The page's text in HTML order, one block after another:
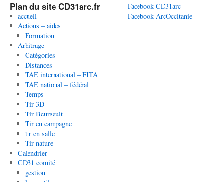
Plan du site CD31arc.fr
accueil
Actions – aides
Formation
Arbitrage
Catégories
Distances
TAE international – FITA
TAE national – fédéral
Temps
Tir 3D
Tir Beursault
Tir en campagne
tir en salle
Tir nature
Calendrier
CD31 comité
gestion
Facebook CD31arc
Facebook ArcOccitanie